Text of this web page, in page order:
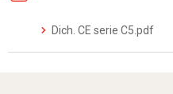
Dich. CE serie C5.pdf